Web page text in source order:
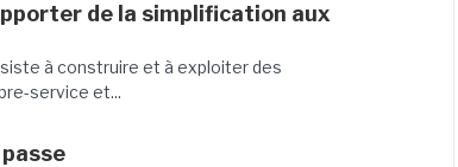
de la simplification aux
à construire et à exploiter des
service et...